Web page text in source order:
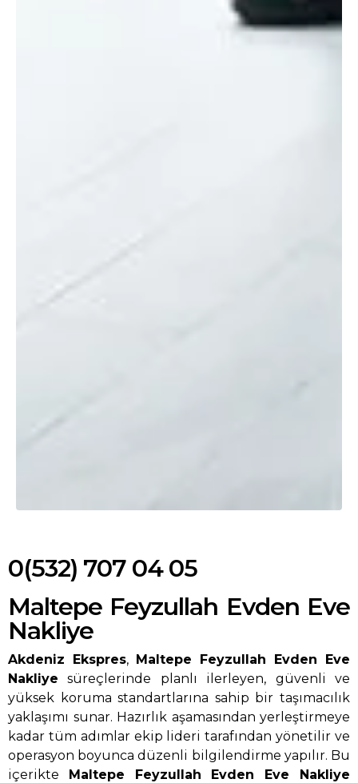
0(532) 707 04 05
Maltepe Feyzullah Evden Eve
Nakliye
Akdeniz Ekspres, Maltepe Feyzullah Evden Eve
Nakliye süreçlerinde planlı ilerleyen, güvenli ve
yüksek koruma standartlarına sahip bir taşımacılık
yaklaşımı sunar. Hazırlık aşamasından yerleştirmeye
kadar tüm adımlar ekip lideri tarafından yönetilir ve
operasyon boyunca düzenli bilgilendirme yapılır. Bu
içerikte Maltepe Feyzullah Evden Eve Nakliye